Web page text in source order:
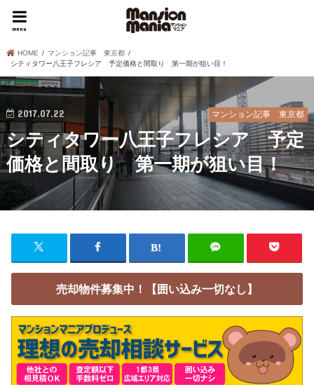
menu
HOME
マンション記事 東京都
シティタワー八王子フレシア 予定価格と間取り 第一期が狙い目！
マンション記事 東京都
2017.07.22
シティタワー八王子フレシア 予定
価格と間取り 第一期が狙い目！
売却物件募集中！【囲い込み一切なし】